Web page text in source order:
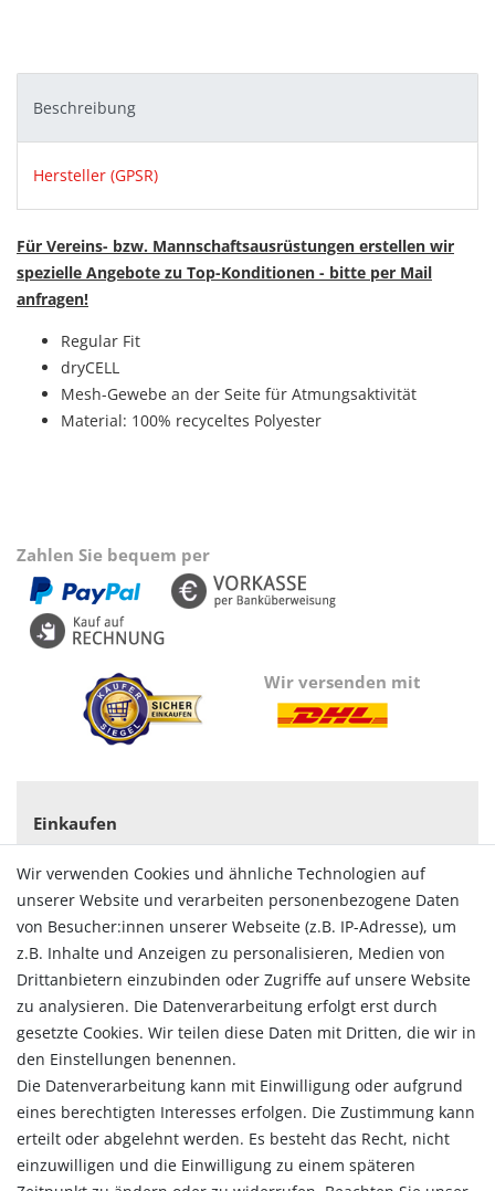
Beschreibung
Hersteller (GPSR)
Für Vereins- bzw. Mannschaftsausrüstungen erstellen wir
spezielle Angebote zu Top-Konditionen - bitte per Mail
anfragen!
Regular Fit
dryCELL
Mesh-Gewebe an der Seite für Atmungsaktivität
Material: 100% recyceltes Polyester
Zahlen Sie bequem per
Wir versenden mit
Einkaufen
Zahlungsarten
Versandarten & -kosten
Widerrufsrecht
Vertrag widerrufen
Konto
Login
Registrieren
Warenkorb
Zur Kasse
Allgemein
Kontakt
Datenschutzerklärung
Wir verwenden Cookies und ähnliche Technologien auf
unserer Website und verarbeiten personenbezogene Daten
von Besucher:innen unserer Webseite (z.B. IP-Adresse), um
z.B. Inhalte und Anzeigen zu personalisieren, Medien von
Drittanbietern einzubinden oder Zugriffe auf unsere Website
zu analysieren. Die Datenverarbeitung erfolgt erst durch
gesetzte Cookies. Wir teilen diese Daten mit Dritten, die wir in
den Einstellungen benennen.
Die Datenverarbeitung kann mit Einwilligung oder aufgrund
eines berechtigten Interesses erfolgen. Die Zustimmung kann
erteilt oder abgelehnt werden. Es besteht das Recht, nicht
einzuwilligen und die Einwilligung zu einem späteren